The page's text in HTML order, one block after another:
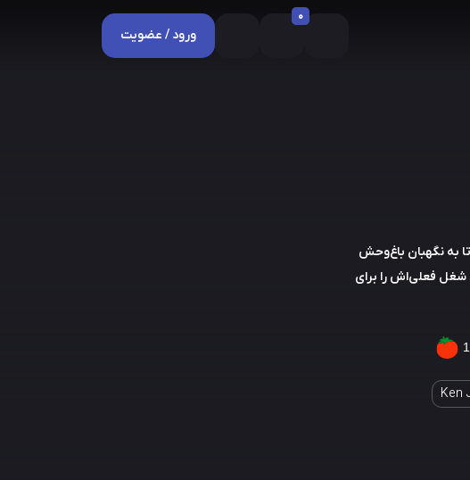
0
ورود / عضویت
به نگهبان باغ‌وحش
شغل فعلی‌اش را برای
Ken